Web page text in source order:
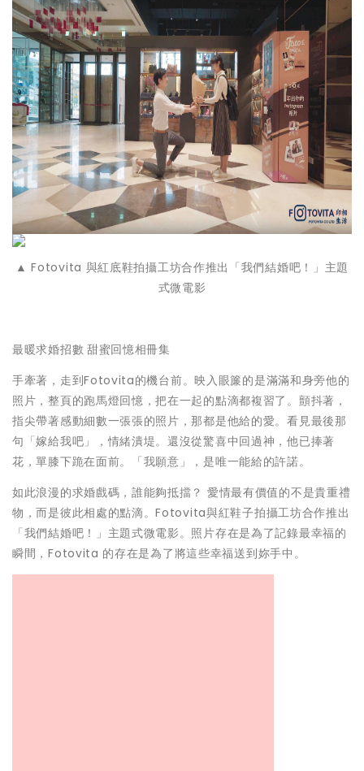
▲ Fotovita 與紅底鞋拍攝工坊合作推出「我們結婚吧！」主題
式微電影
最暖求婚招數 甜蜜回憶相冊集
手牽著，走到Fotovita的機台前。映入眼簾的是滿滿和身旁他的
照片，整頁的跑馬燈回憶，把在一起的點滴都複習了。顫抖著，
指尖帶著感動細數一張張的照片，那都是他給的愛。看見最後那
句「嫁給我吧」，情緒潰堤。還沒從驚喜中回過神，他已捧著
花，單膝下跪在面前。「我願意」，是唯一能給的許諾。
如此浪漫的求婚戲碼，誰能夠抵擋？ 愛情最有價值的不是貴重禮
物，而是彼此相處的點滴。Fotovita與紅鞋子拍攝工坊合作推出
「我們結婚吧！」主題式微電影。照片存在是為了記錄最幸福的
瞬間，Fotovita 的存在是為了將這些幸福送到妳手中。